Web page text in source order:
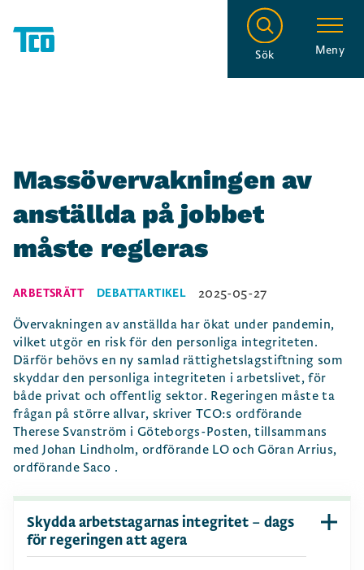
Sök Meny
Massövervakningen av
anställda på jobbet
måste regleras
ARBETSRÄTT DEBATTARTIKEL
2025-05-27
Övervakningen av anställda har ökat under pandemin,
vilket utgör en risk för den personliga integriteten.
Därför behövs en ny samlad rättighetslagstiftning som
skyddar den personliga integriteten i arbetslivet, för
både privat och offentlig sektor. Regeringen måste ta
frågan på större allvar, skriver TCO:s ordförande
Therese Svanström i Göteborgs-Posten, tillsammans
med Johan Lindholm, ordförande LO och Göran Arrius,
ordförande Saco .
Skydda arbetstagarnas integritet – dags
för regeringen att agera